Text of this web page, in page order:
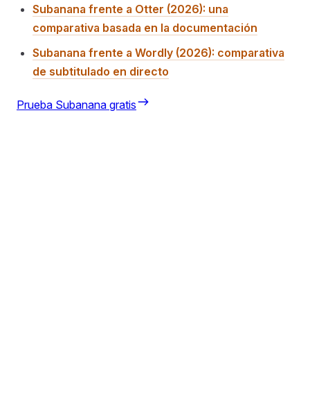
Subanana frente a Otter (2026): una
comparativa basada en la documentación
Subanana frente a Wordly (2026): comparativa
de subtitulado en directo
Prueba Subanana gratis